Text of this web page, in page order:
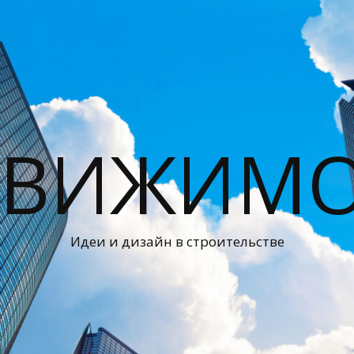
Идеи и дизайн в строительстве